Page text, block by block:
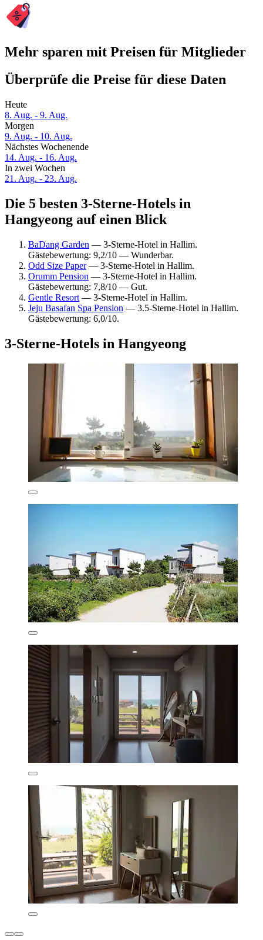
Mehr sparen mit Preisen für Mitglieder
Überprüfe die Preise für diese Daten
Heute
8. Aug. - 9. Aug.
Morgen
9. Aug. - 10. Aug.
Nächstes Wochenende
14. Aug. - 16. Aug.
In zwei Wochen
21. Aug. - 23. Aug.
Die 5 besten 3-Sterne-Hotels in
Hangyeong auf einen Blick
BaDang Garden — 3-Sterne-Hotel in Hallim.
Gästebewertung: 9,2/10 — Wunderbar.
Odd Size Paper— 3-Sterne-Hotel in Hallim.
Orumm Pension — 3-Sterne-Hotel in Hallim.
Gästebewertung: 7,8/10 — Gut.
Gentle Resort — 3-Sterne-Hotel in Hallim.
Jeju Basafan Spa Pension — 3.5-Sterne-Hotel in Hallim.
Gästebewertung: 6,0/10.
3-Sterne-Hotels in Hangyeong